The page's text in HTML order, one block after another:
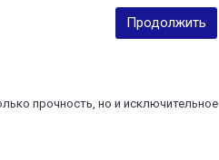
Продолжить
прочность, но и исключительное